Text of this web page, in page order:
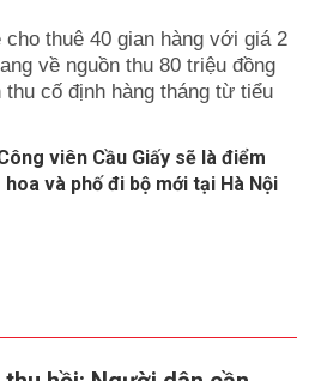
cho thuê 40 gian hàng với giá 2
về nguồn thu 80 triệu đồng
cố định hàng tháng từ tiểu
viên Cầu Giấy sẽ là điểm
hoa và phố đi bộ mới tại Hà Nội